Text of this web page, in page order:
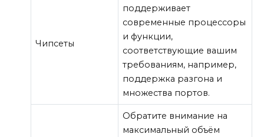
Чипсеты
поддерживает
современные процессоры
и функции,
соответствующие вашим
требованиям, например,
поддержка разгона и
множества портов.
Обратите внимание на
максимальный объём